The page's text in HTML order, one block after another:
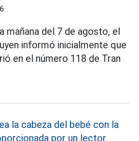
mañana del 7 de agosto, el
informó inicialmente que
en el número 118 de Tran